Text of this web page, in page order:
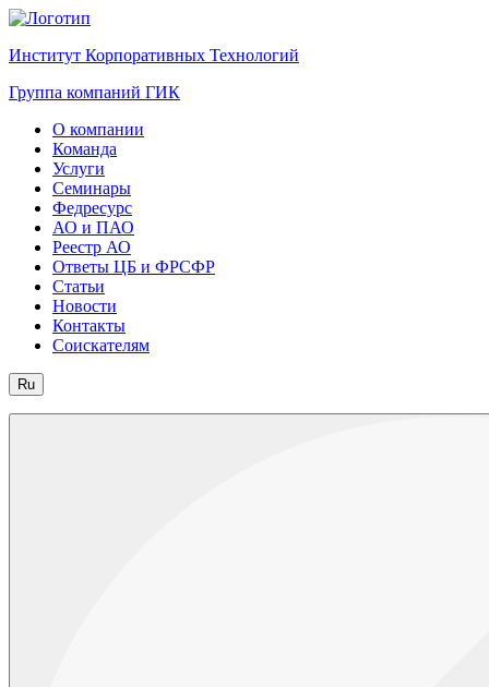
Институт Корпоративных Технологий
Группа компаний ГИК
О компании
Команда
Услуги
Семинары
Федресурс
АО и ПАО
Реестр АО
Ответы ЦБ и ФРСФР
Статьи
Новости
Контакты
Соискателям
Ru